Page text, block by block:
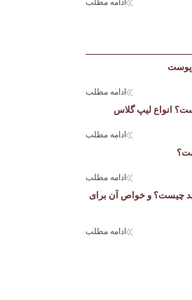
ادامه مطلب
پوست
ادامه مطلب
انواع لیپ گلاس
ادامه مطلب
ادامه مطلب
چیست؟ و خواص آن برای
ادامه مطلب